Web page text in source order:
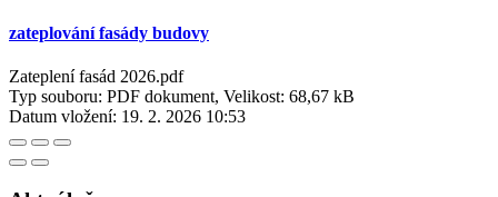
zateplování fasády budovy
Zateplení fasád 2026.pdf
Typ souboru: PDF dokument, Velikost: 68,67 kB
Datum vložení: 19. 2. 2026 10:53